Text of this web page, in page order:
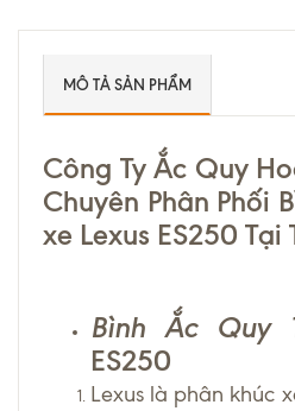
MÔ TẢ SẢN PHẨM
Công Ty Ắc Quy
Chuyên Phân Phối
xe Lexus ES250 Tại
Bình Ắc Quy
ES250
Lexus là phân khúc